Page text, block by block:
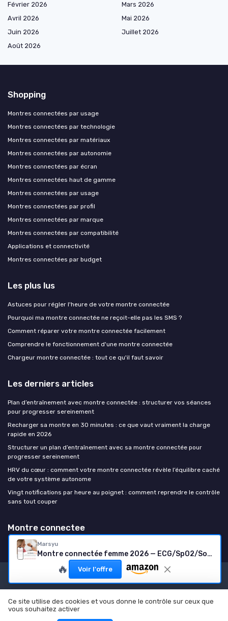
Marsyu
Montre connectée femme 2026 — ECG/SpO2/Sommeil/IP68 (Rose)
🔥 Voir l'offre
Février 2026
Mars 2026
Avril 2026
Mai 2026
Juin 2026
Juillet 2026
Août 2026
Shopping
Montres connectées par usage
Montres connectées par technologie
Montres connectées par matériaux
Montres connectées par autonomie
Montres connectées par écran
Montres connectées haut de gamme
Montres connectées par usage
Montres connectées par profil
Montres connectées par marque
Montres connectées par compatibilité
Applications et connectivité
Montres connectées par budget
Les plus lus
Astuces pour régler l'heure de votre montre connectée
Pourquoi ma montre connectée ne reçoit-elle pas les SMS ?
Comment réparer votre montre connectée facilement
Comprendre le fonctionnement d'une montre connectée
Chargeur montre connectée : tout ce qu'il faut savoir
Les derniers articles
Plan d’entraînement avec montre connectée : structurer vos séances
pour progresser sereinement
Recharger sa montre en 30 minutes : ce que vaut vraiment la charge
rapide en 2026
Structurer un plan d’entraînement avec sa montre connectée pour
progresser sereinement
HRV du cœur : comment votre montre connectée révèle l’équilibre caché
de votre système autonome
Vingt notifications par heure au poignet : comment reprendre le contrôle
sans tout couper
Montre connectee
Mentions légales
Politique de confidentialité
Ce site utilise des cookies et vous donne le contrôle sur ceux que
vous souhaitez activer